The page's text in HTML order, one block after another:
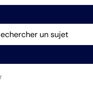
un sujet